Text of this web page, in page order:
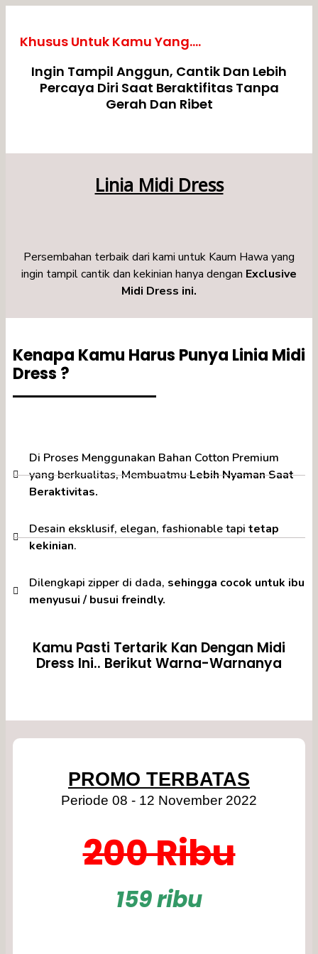
Khusus Untuk Kamu Yang....
Ingin Tampil Anggun, Cantik Dan Lebih
Percaya Diri Saat Beraktifitas Tanpa
Gerah Dan Ribet
Linia Midi Dress
Persembahan terbaik dari kami untuk Kaum Hawa yang
ingin tampil cantik dan kekinian hanya dengan Exclusive
Midi Dress ini.
Kenapa Kamu Harus Punya Linia Midi
Dress ?
Di Proses Menggunakan Bahan Cotton Premium
yang berkualitas, MembuatmuLebih Nyaman Saat
Beraktivitas.
Desain eksklusif, elegan, fashionable tapi tetap
kekinian.
Dilengkapi zipper di dada, sehingga cocok untuk ibu
menyusui / busui freindly.
Kamu Pasti Tertarik Kan Dengan Midi
Dress Ini.. Berikut Warna-Warnanya
PROMO TERBATAS
Periode 08 - 12 November 2022
200 Ribu
159 ribu